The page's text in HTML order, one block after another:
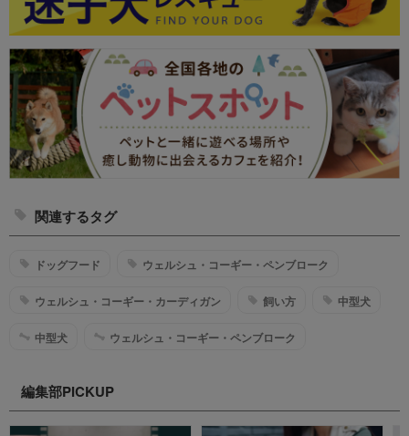
関連するタグ
ドッグフード ウェルシュ・コーギー・ペンブローク
ウェルシュ・コーギー・カーディガン 飼い方 中型犬
中型犬 ウェルシュ・コーギー・ペンブローク
編集部PICKUP